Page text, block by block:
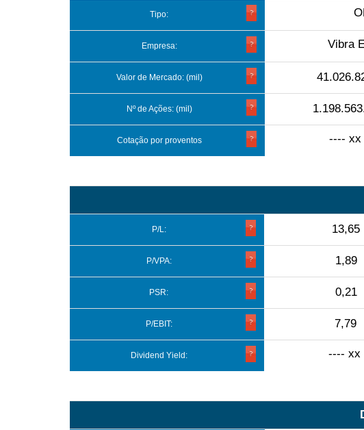
Tipo:
Empresa: Vibra
Valor de Mercado: (mil)
Nº de Ações: (mil)
Cotação por proventos ---- xx
P/L: 13,65
P/VPA: 1,89
PSR: 0,21
P/EBIT: 7,79
Dividend Yield: ---- xx